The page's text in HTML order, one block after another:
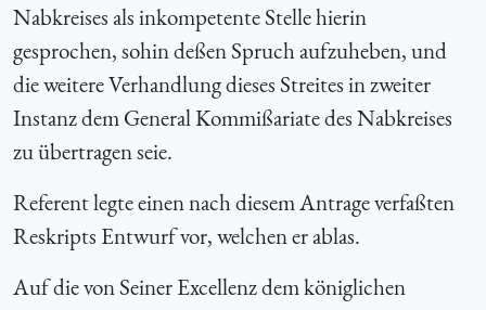
Nabkreises als inkompetente Stelle hierin
gesprochen, sohin deßen Spruch aufzuheben, und
die weitere Verhandlung dieses Streites in zweiter
Instanz dem General Kommißariate des Nabkreises
zu übertragen seie.
Referent legte einen nach diesem Antrage verfaßten
Reskripts Entwurf vor, welchen er ablas.
Auf die von Seiner Excellenz dem königlichen